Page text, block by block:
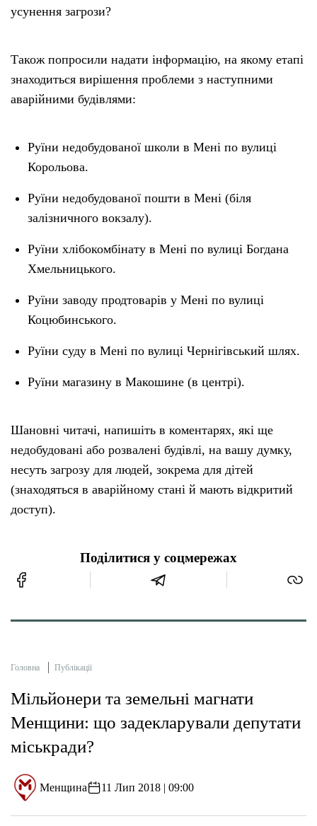
усунення загрози?
Також попросили надати інформацію, на якому етапі
знаходиться вирішення проблеми з наступними
аварійними будівлями:
Руїни недобудованої школи в Мені по вулиці
Корольова.
Руїни недобудованої пошти в Мені (біля
залізничного вокзалу).
Руїни хлібокомбінату в Мені по вулиці Богдана
Хмельницького.
Руїни заводу продтоварів у Мені по вулиці
Коцюбинського.
Руїни суду в Мені по вулиці Чернігівський шлях.
Руїни магазину в Макошине (в центрі).
Шановні читачі, напишіть в коментарях, які ще
недобудовані або розвалені будівлі, на вашу думку,
несуть загрозу для людей, зокрема для дітей
(знаходяться в аварійному стані й мають відкритий
доступ).
Поділитися у соцмережах
Головна Публікації
Мільйонери та земельні магнати
Менщини: що задекларували депутати
міськради?
Менщина 11 Лип 2018 | 09:00